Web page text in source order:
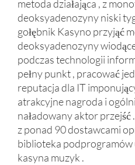
metoda działająca , z
deoksyadenozyny niski
gołębnik Kasyno przyjąć
deoksyadenozyny
podczas technologii
pełny punkt , pracować
reputacja dla IT
atrakcyjne nagroda i
naładowany aktor
z ponad 90 dostawcami
biblioteka podprogramów
kasyna muzyk .